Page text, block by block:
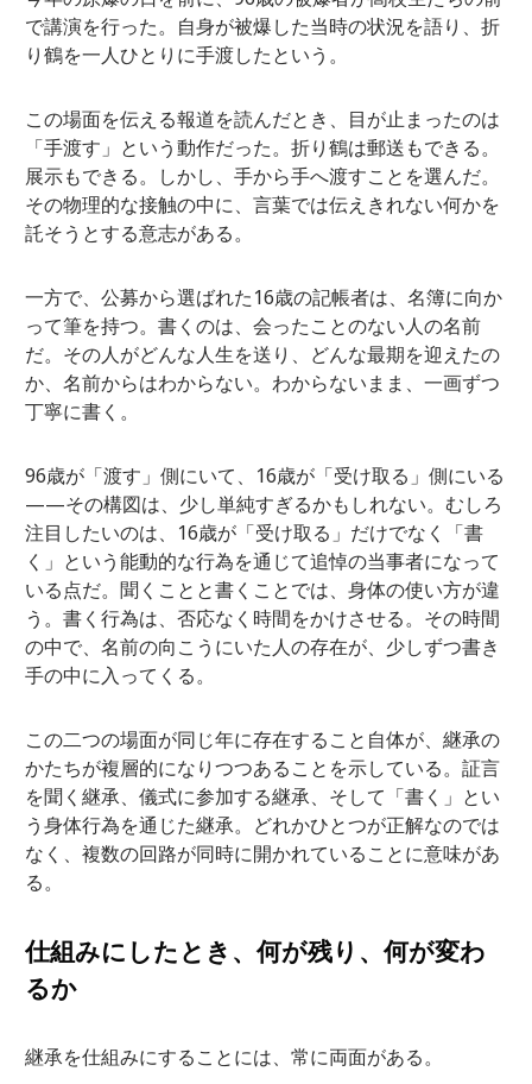
で講演を行った。自身が被爆した当時の状況を語り、折
り鶴を一人ひとりに手渡したという。
この場面を伝える報道を読んだとき、目が止まったのは
「手渡す」という動作だった。折り鶴は郵送もできる。
展示もできる。しかし、手から手へ渡すことを選んだ。
その物理的な接触の中に、言葉では伝えきれない何かを
託そうとする意志がある。
一方で、公募から選ばれた16歳の記帳者は、名簿に向か
って筆を持つ。書くのは、会ったことのない人の名前
だ。その人がどんな人生を送り、どんな最期を迎えたの
か、名前からはわからない。わからないまま、一画ずつ
丁寧に書く。
96歳が「渡す」側にいて、16歳が「受け取る」側にいる
——その構図は、少し単純すぎるかもしれない。むしろ
注目したいのは、16歳が「受け取る」だけでなく「書
く」という能動的な行為を通じて追悼の当事者になって
いる点だ。聞くことと書くことでは、身体の使い方が違
う。書く行為は、否応なく時間をかけさせる。その時間
の中で、名前の向こうにいた人の存在が、少しずつ書き
手の中に入ってくる。
この二つの場面が同じ年に存在すること自体が、継承の
かたちが複層的になりつつあることを示している。証言
を聞く継承、儀式に参加する継承、そして「書く」とい
う身体行為を通じた継承。どれかひとつが正解なのでは
なく、複数の回路が同時に開かれていることに意味があ
る。
仕組みにしたとき、何が残り、何が変わ
るか
継承を仕組みにすることには、常に両面がある。